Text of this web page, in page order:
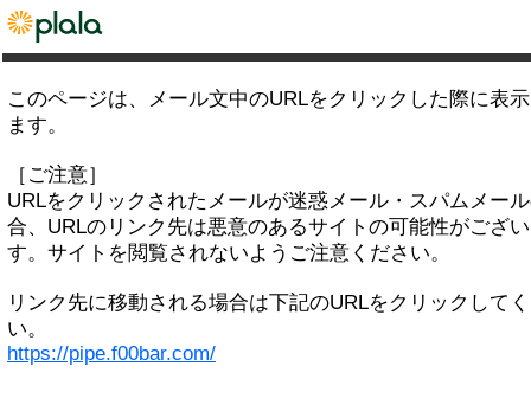
このページは、メール文中のURLをクリックした際に表
ます。
［ご注意］
URLをクリックされたメールが迷惑メール・スパムメー
合、URLのリンク先は悪意のあるサイトの可能性がござ
す。サイトを閲覧されないようご注意ください。
リンク先に移動される場合は下記のURLをクリックして
い。
https://pipe.f00bar.com/